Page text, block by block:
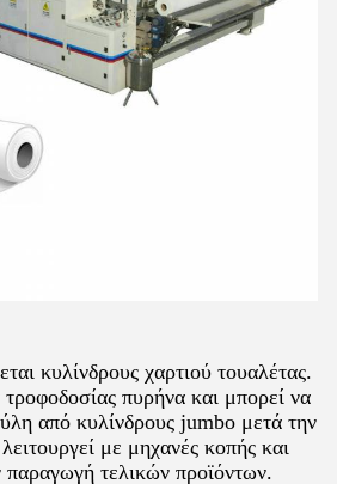
κυλίνδρους χαρτιού τουαλέτας.
πυρήνα και μπορεί να
ύλη από κυλίνδρους jumbo μετά την
με μηχανές κοπής και
παραγωγή τελικών προϊόντων.